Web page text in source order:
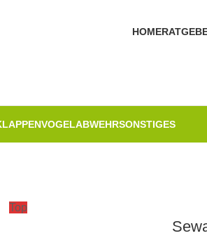
HOME
VOGELABWEHRSONSTIGES
Top